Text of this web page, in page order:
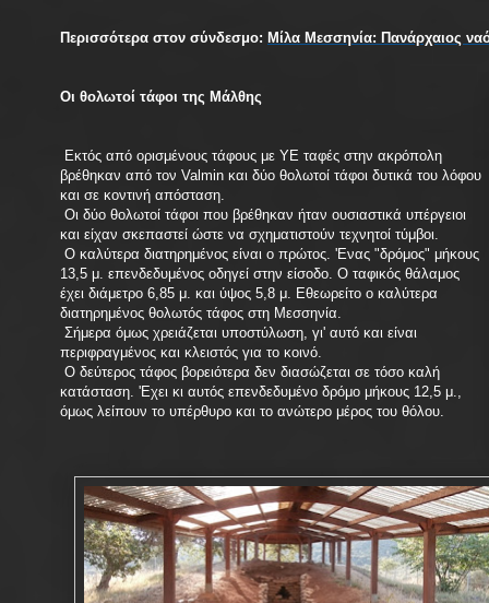
Περισσότερα στον σύνδεσμο: Μίλα Μεσσηνία: Πανάρχαιος
Οι θολωτοί τάφοι της Μάλθης
Εκτός από ορισμένους τάφους με ΥΕ ταφές στην ακρόπολη
βρέθηκαν από τον Valmin και δύο θολωτοί τάφοι δυτικά του λόφου
και σε κοντινή απόσταση.
Οι δύο θολωτοί τάφοι που βρέθηκαν ήταν ουσιαστικά υπέργειοι
και είχαν σκεπαστεί ώστε να σχηματιστούν τεχνητοί τύμβοι.
Ο καλύτερα διατηρημένος είναι ο πρώτος. 'Ενας "δρόμος" μήκους
13,5 μ. επενδεδυμένος οδηγεί στην είσοδο. Ο ταφικός θάλαμος
έχει διάμετρο 6,85 μ. και ύψος 5,8 μ. Εθεωρείτο ο καλύτερα
διατηρημένος θολωτός τάφος στη Μεσσηνία.
Σήμερα όμως χρειάζεται υποστύλωση, γι' αυτό και είναι
περιφραγμένος και κλειστός για το κοινό.
Ο δεύτερος τάφος βορειότερα δεν διασώζεται σε τόσο καλή
κατάσταση. 'Εχει κι αυτός επενδεδυμένο δρόμο μήκους 12,5 μ.,
όμως λείπουν το υπέρθυρο και το ανώτερο μέρος του θόλου.